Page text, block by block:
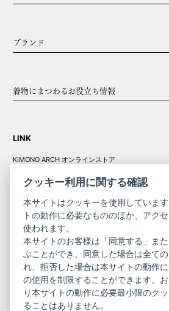
ブランド
着物にまつわるお役立ち情報
LINK
KIMONO ARCH オンラインストア
コーポレート
サイト
き
ニュースレター
ご
お問い合わせ
クッキー利用に関する確認
本サイトはクッキーを使用していま
トの動作に必要なもののほか、アク
使われます。
本サイトのお客様は「同意する」ま
ぶことができ、同意した場合は全て
れ、拒否した場合は本サイトの動作
の使用を制限することができます。
り本サイトの動作に必要最小限のク
ることはありません。